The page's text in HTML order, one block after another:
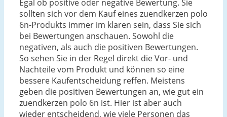
Egal ob positive oder negative Bewertung. Sie
sollten sich vor dem Kauf eines zuendkerzen polo
6n-Produkts immer im klaren sein, dass Sie sich
bei Bewertungen anschauen. Sowohl die
negativen, als auch die positiven Bewertungen.
So sehen Sie in der Regel direkt die Vor- und
Nachteile vom Produkt und können so eine
bessere Kaufentscheidung reffen. Meistens
geben die positiven Bewertungen an, wie gut ein
zuendkerzen polo 6n ist. Hier ist aber auch
wieder entscheidend, wie viele Personen das